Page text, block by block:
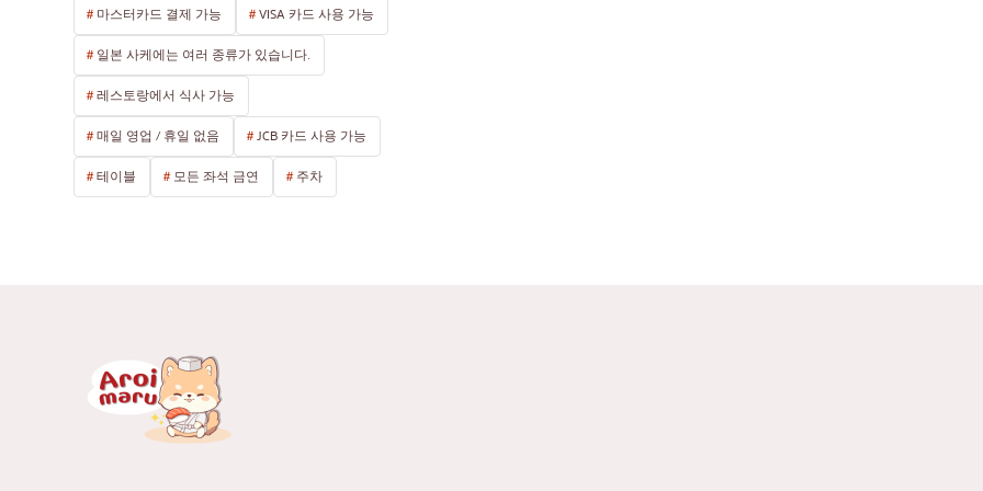
마스터카드 결제 가능
VISA 카드 사용 가능
일본 사케에는 여러 종류가 있습니다.
레스토랑에서 식사 가능
매일 영업 / 휴일 없음
JCB 카드 사용 가능
테이블
모든 좌석 금연 주차